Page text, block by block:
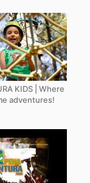
KIDS | Where
adventures!